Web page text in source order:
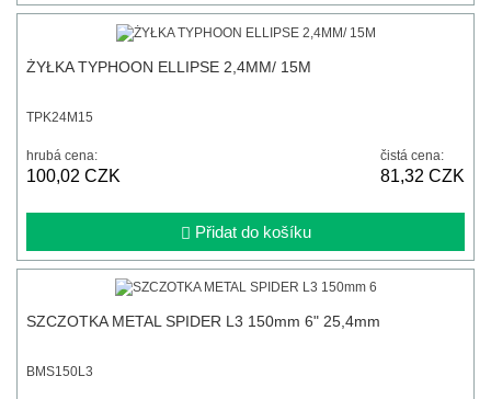
ŻYŁKA TYPHOON ELLIPSE 2,4MM/ 15M
TPK24M15
hrubá cena:
100,02 CZK
čistá cena:
81,32 CZK
Přidat do košíku
SZCZOTKA METAL SPIDER L3 150mm 6" 25,4mm
BMS150L3